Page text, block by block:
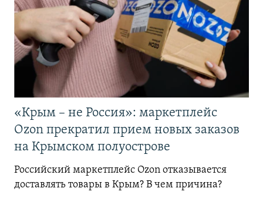
«Крым – не Россия»: маркетплейс
Ozon прекратил прием новых заказов
на Крымском полуострове
Российский маркетплейс Ozon отказывается
доставлять товары в Крым? В чем причина?